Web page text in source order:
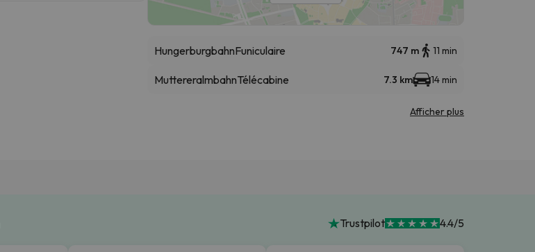
HungerburgbahnFuniculaire 747 m 11 min
MuttereralmbahnTélécabine 7.3 km 14 min
Afficher plus
Trustpilot 4.4/5